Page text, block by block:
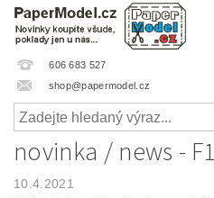
606 683 527
shop@papermodel.cz
novinka / news -
10.4.2021